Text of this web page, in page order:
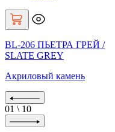
BL-206 ПЬЕТРА ГРЕЙ /
SLATE GREY
Акриловый камень
01 \ 10